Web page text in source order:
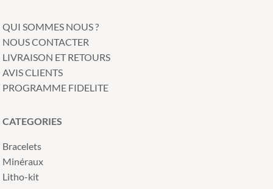
QUI SOMMES NOUS ?
NOUS CONTACTER
LIVRAISON ET RETOURS
AVIS CLIENTS
PROGRAMME FIDELITE
CATEGORIES
Bracelets
Minéraux
Litho-kit